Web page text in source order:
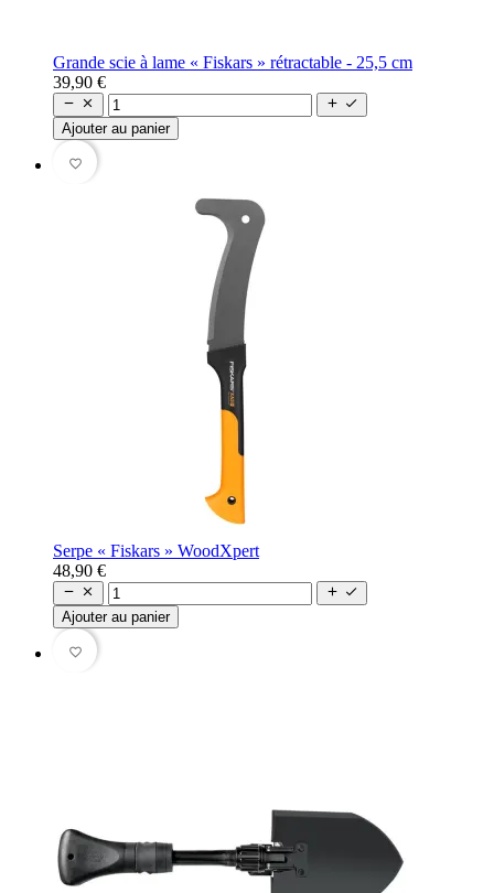
Grande scie à lame « Fiskars » rétractable - 25,5 cm
39,90 €
   
Ajouter au panier
favorite_border
Serpe « Fiskars » WoodXpert
48,90 €
   
Ajouter au panier
favorite_border